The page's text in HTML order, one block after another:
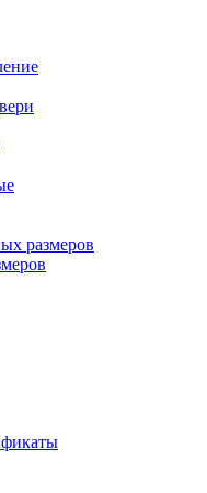
размеров